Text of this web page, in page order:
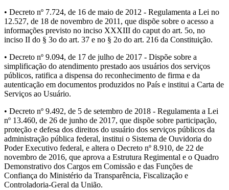
• Decreto nº 7.724, de 16 de maio de 2012 - Regulamenta a Lei no
12.527, de 18 de novembro de 2011, que dispõe sobre o acesso a
informações previsto no inciso XXXIII do caput do art. 5o, no
inciso II do § 3o do art. 37 e no § 2o do art. 216 da Constituição.
• Decreto nº 9.094, de 17 de julho de 2017 - Dispõe sobre a
simplificação do atendimento prestado aos usuários dos serviços
públicos, ratifica a dispensa do reconhecimento de firma e da
autenticação em documentos produzidos no País e institui a Carta de
Serviços ao Usuário.
• Decreto nº 9.492, de 5 de setembro de 2018 - Regulamenta a Lei
nº 13.460, de 26 de junho de 2017, que dispõe sobre participação,
proteção e defesa dos direitos do usuário dos serviços públicos da
administração pública federal, institui o Sistema de Ouvidoria do
Poder Executivo federal, e altera o Decreto nº 8.910, de 22 de
novembro de 2016, que aprova a Estrutura Regimental e o Quadro
Demonstrativo dos Cargos em Comissão e das Funções de
Confiança do Ministério da Transparência, Fiscalização e
Controladoria-Geral da União.